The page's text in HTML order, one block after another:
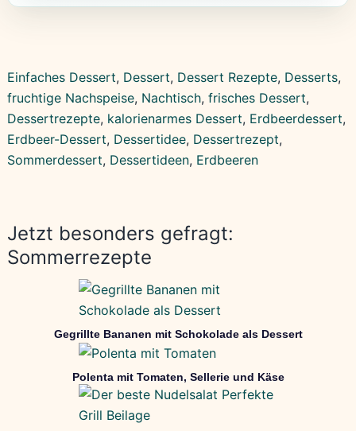
Einfaches Dessert, Dessert, Dessert Rezepte, Desserts
fruchtige Nachspeise, Nachtisch, frisches Dessert
Dessertrezepte, kalorienarmes Dessert, Erdbeerdessert
Erdbeer-Dessert, Dessertidee, Dessertrezept
Sommerdessert, Dessertideen, Erdbeeren
Jetzt besonders gefragt:
Sommerrezepte
Gegrillte Bananen mit Schokolade als Dessert
Polenta mit Tomaten, Sellerie und Käse